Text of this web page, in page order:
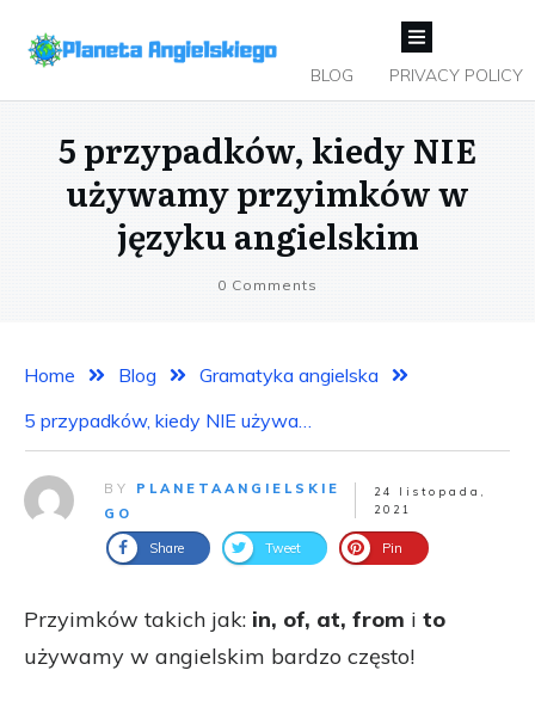
BLOG PRIVACY POLICY
5 przypadków, kiedy NIE
używamy przyimków w
języku angielskim
0 Comments
Home Blog
Gramatyka angielska
BY PLANETAANGIELSKIE
GO
24 listopada,
2021
Share Tweet Pin
Przyimków takich jak: in, of, at, from i to
używamy w angielskim bardzo często!